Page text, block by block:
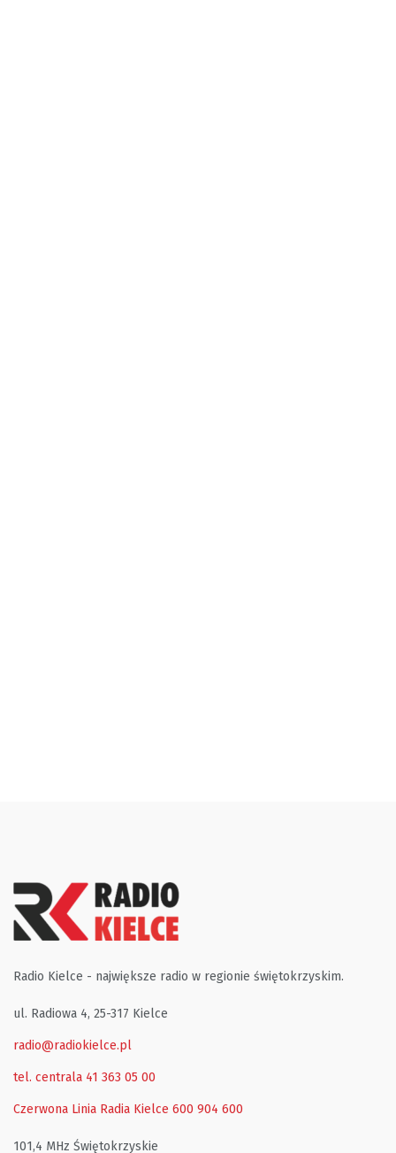
Radio Kielce - największe radio w regionie świętokrzyskim.
ul. Radiowa 4, 25-317 Kielce
radio@radiokielce.pl
tel. centrala 41 363 05 00
Czerwona Linia Radia Kielce 600 904 600
101,4 MHz Świętokrzyskie